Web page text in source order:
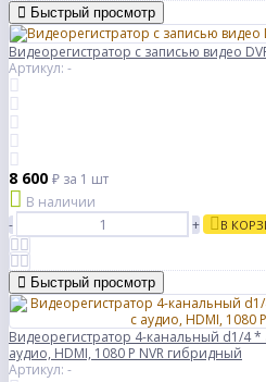
Быстрый просмотр
Видеорегистратор с записью видео
Артикул: -
8 600 ₽ за 1 шт
В наличии
-
+ В
Быстрый просмотр
Видеорегистратор 4-канальный d1/4 *
аудио, HDMI, 1080 P NVR гибридный
Артикул: -